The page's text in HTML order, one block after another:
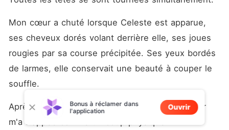
Mon cœur a chuté lorsque Celeste est apparue,
ses cheveux dorés volant derrière elle, ses joues
rougies par sa course précipitée. Ses yeux bordés
de larmes, elle conservait une beauté à couper le
souffle.
Après dix ans, l'apparition soudaine de ma sœur
m'a frappée comme un coup physique.
Bonus à réclamer dans
l'application
Ouvrir